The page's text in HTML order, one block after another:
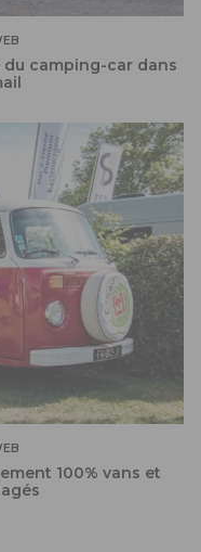
du camping-car dans
100% vans et